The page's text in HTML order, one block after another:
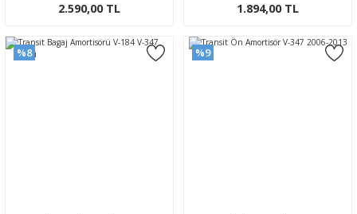
2.590,00 TL 1.894,00 TL
%8 %9